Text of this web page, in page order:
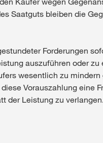
Saatguts bleiben die
Forderungen
auszuführen oder zu
wesentlich zu
Vorauszahlung eine
der Leistung zu verlangen.